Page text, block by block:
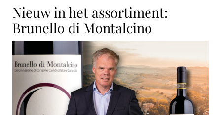
Nieuw in het assortiment:
Brunello di Montalcino